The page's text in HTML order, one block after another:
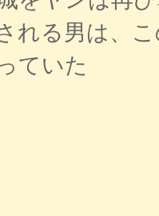
れる男は、
ていた